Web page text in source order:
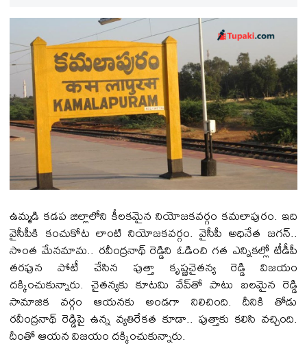
ఉమ్మ‌డి క‌డ‌ప జిల్లాలోని కీల‌క‌మైన నియోజ‌క‌వ‌ర్గం క‌మలాపురం. ఇది
వైసీపీకి కంచుకోట లాంటి నియోజక‌వ‌ర్గం. వైసీపీ అధినేత జ‌గ‌న్‌..
సొంత మేన‌మామ‌.. ర‌వీంద్ర‌నాథ్ రెడ్డిని ఓడించి గ‌త ఎన్నిక‌ల్లో టీడీపీ
త‌ర‌ఫున పోటీ చేసిన పుత్తా కృష్ణచైత‌న్య రెడ్డి విజ‌యం
ద‌క్కించుకున్నారు. చైత‌న్య‌కు కూట‌మి వేవ్‌తో పాటు బ‌ల‌మైన రెడ్డి
సామాజిక వ‌ర్గం ఆయ‌న‌కు అండ‌గా నిలిచింది. దీనికి తోడు
ర‌వీంద్ర‌నాథ్ రెడ్డిపై ఉన్న వ్య‌తిరేక‌త కూడా.. పుత్తాకు క‌లిసి వ‌చ్చింది.
దీంతో ఆయ‌న విజ‌యం ద‌క్కించుకున్నారు.